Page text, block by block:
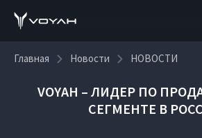
Главная Новости НОВОСТИ
VOYAH – ЛИДЕР ПО
СЕГМЕНТЕ В